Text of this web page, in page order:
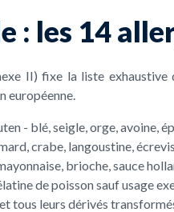
: les 14
II) fixe la liste
européenne.
- blé, seigle, orge, avoine,
crabe, langoustine,
brioche, sauce
de poisson sauf usage
tous leurs dérivés